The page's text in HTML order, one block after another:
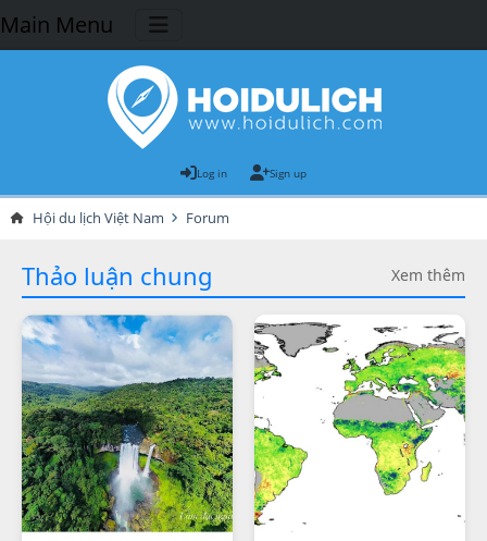
Main Menu
Log in Sign up
Hội du lịch Việt Nam Forum
Thảo luận chung Xem thêm